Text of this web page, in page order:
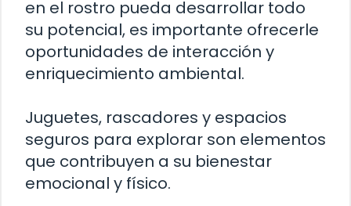
en el rostro pueda desarrollar todo
su potencial, es importante ofrecerle
oportunidades de interacción y
enriquecimiento ambiental.
Juguetes, rascadores y espacios
seguros para explorar son elementos
que contribuyen a su bienestar
emocional y físico.